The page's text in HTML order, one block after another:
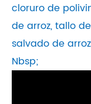
cloruro de
de arroz, tallo
salvado de
Nbsp;